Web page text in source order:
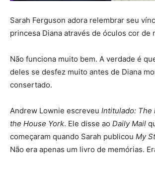
Sarah Ferguson adora relembrar seu
princesa Diana através de óculos cor de
Não funciona muito bem. A verdade é
deles se desfez muito antes de Diana
consertado.
Andrew Lownie escreveu Intitulado: The
the House York. Ele disse ao Daily Mail
começaram quando Sarah publicou My
Não era apenas um livro de memórias.